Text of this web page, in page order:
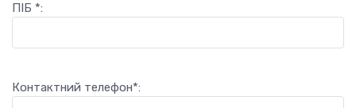
ПІБ *:
Контактний телефон*: